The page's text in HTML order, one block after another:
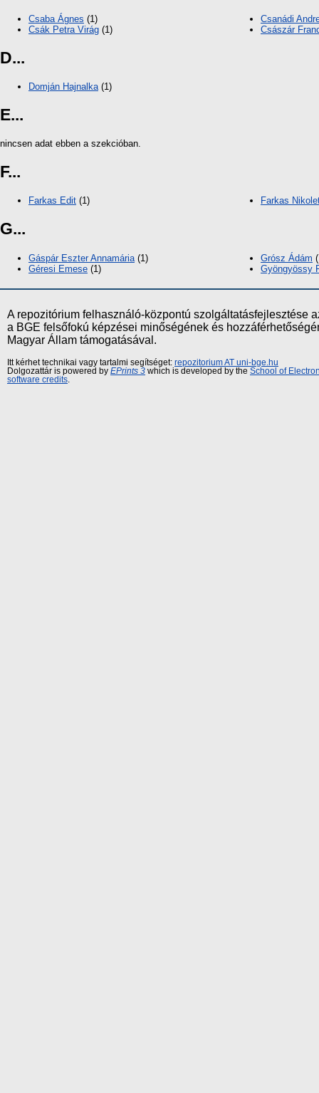
Csaba Ágnes (1)
Csák Petra Virág (1)
Csanádi
Császár
D...
Domján Hajnalka (1)
E...
nincsen adat ebben a szekcióban.
F...
Farkas Edit (1) Farkas
G...
Gáspár Eszter Annamária (1)
Géresi Emese (1)
Grósz Ádám
Gyöngyössy
A repozitórium felhasználó-központú szolgáltatásfejlesztése
a BGE felsőfokú képzései minőségének és
Magyar Állam támogatásával.
Itt kérhet technikai vagy tartalmi segítséget: repozitorium AT uni-bge.hu
Dolgozattár is powered by EPrints 3 which is developed by the School of
software credits